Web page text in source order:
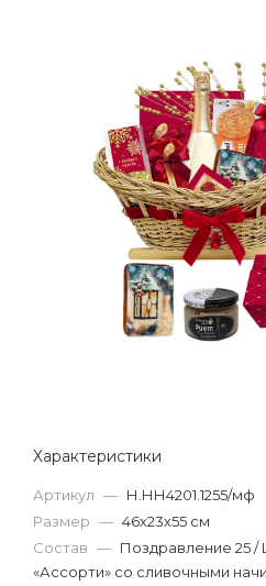
Характеристики
Артикул — Н.НН4201.1255/мф
Размер — 46х23х55 см
Состав — Поздравление 25
«Ассорти» со сливочными